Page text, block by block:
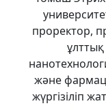
проректор,
ұлттық
және
жүргізіліп